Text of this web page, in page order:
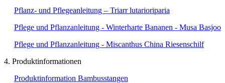
Pflanz- und Pflegeanleitung – Triarr lutarioriparia
Pflege und Pflanzanleitung - Winterharte Bananen - Musa Basjoo
Pflege und Pflanzanleitung - Miscanthus China Riesenschilf
4. Produktinformationen
Produktinformation Bambusstangen